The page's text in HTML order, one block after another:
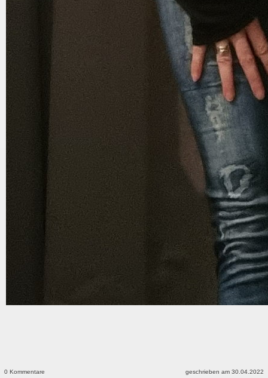
0 Kommentare geschrieben am 30.04.2022